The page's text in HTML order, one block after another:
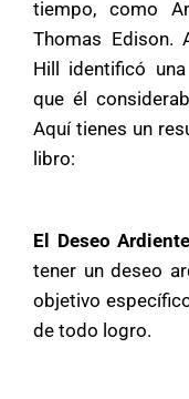
tiempo, como
Thomas Edison.
Hill identificó
que él
Aquí tienes un
libro:
El Deseo
tener un deseo
objetivo
de todo logro.